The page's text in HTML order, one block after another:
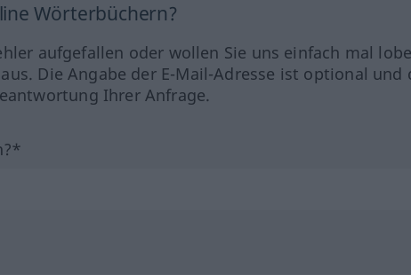
Wörterbüchern?
aufgefallen oder wollen Sie uns einfach mal
Die Angabe der E-Mail-Adresse ist optional und
Ihrer Anfrage.